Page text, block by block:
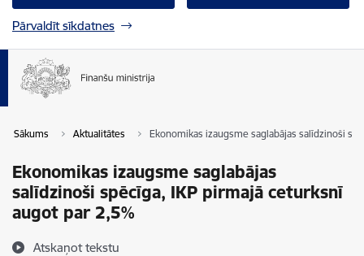
Pārvaldīt sīkdatnes
Sākums Aktualitātes Ekonomikas izaugsme saglabājas salīdzinoši
Ekonomikas izaugsme saglabājas
salīdzinoši spēcīga, IKP pirmajā ceturksnī
augot par 2,5%
Atskaņot tekstu